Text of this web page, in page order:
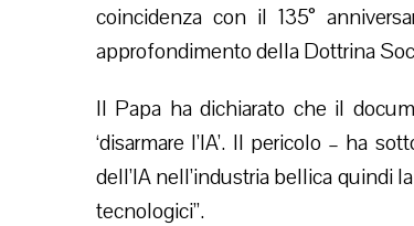
coincidenza con il 135°
approfondimento della Dottrina
Il Papa ha dichiarato che il
‘disarmare l’IA’. Il pericolo – ha
dell’IA nell’industria bellica quindi
tecnologici”.